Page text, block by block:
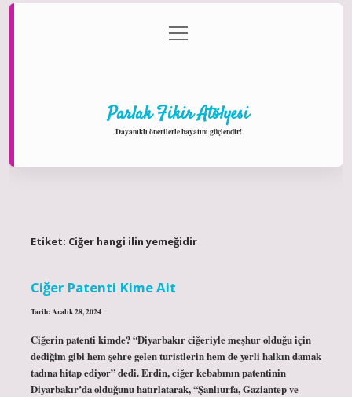
Gizlilik Politikası
menüyü
aç
Parlak Fikir Atölyesi
Dayanıklı önerilerle hayatını güçlendir!
Etiket: Ciğer hangi ilin yemeğidir
Ciğer Patenti Kime Ait
Tarih: Aralık 28, 2024
Ciğerin patenti kimde? “Diyarbakır ciğeriyle meşhur olduğu için
dediğim gibi hem şehre gelen turistlerin hem de yerli halkın damak
tadına hitap ediyor” dedi. Erdin, ciğer kebabının patentinin
Diyarbakır’da olduğunu hatırlatarak, “Şanlıurfa, Gaziantep ve